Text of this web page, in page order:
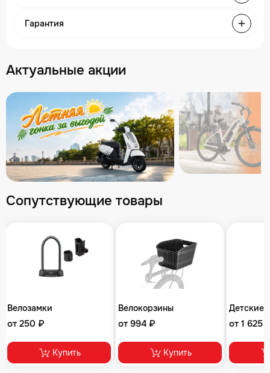
Гарантия
Актуальные акции
Сопутствующие товары
Велозамки
от 250 ₽
Купить
Велокорзины
от 994 ₽
Купить
Детские
от 1 625